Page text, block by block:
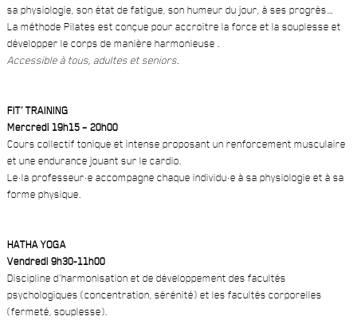
sa physiologie, son état de fatigue, son humeur du jour, à ses progrès…
La méthode Pilates est conçue pour accroitre la force et la souplesse et
développer le corps de manière harmonieuse .
Accessible à tous, adultes et seniors.
FIT’ TRAINING
Mercredi 19h15 – 20h00
Cours collectif tonique et intense proposant un renforcement musculaire
et une endurance jouant sur le cardio.
Le·la professeur·e accompagne chaque individu·e à sa physiologie et à sa
forme physique.
HATHA YOGA
Vendredi 9h30-11h00
Discipline d’harmonisation et de développement des facultés
psychologiques (concentration, sérénité) et les facultés corporelles
(fermeté, souplesse).